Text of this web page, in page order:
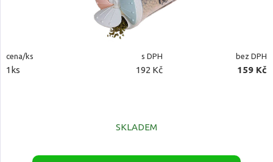
cena/ks s DPH bez DPH
1ks 192 Kč 159 Kč
SKLADEM